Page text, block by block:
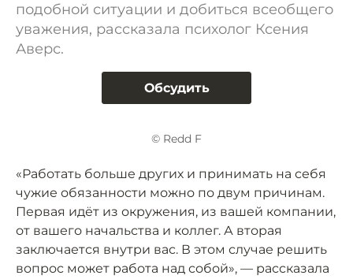
подобной ситуации и добиться всеобщего
уважения, рассказала психолог Ксения
Аверс.
Обсудить
© Redd F
«Работать больше других и принимать на себя
чужие обязанности можно по двум причинам.
Первая идёт из окружения, из вашей компании,
от вашего начальства и коллег. А вторая
заключается внутри вас. В этом случае решить
вопрос может работа над собой», — рассказала